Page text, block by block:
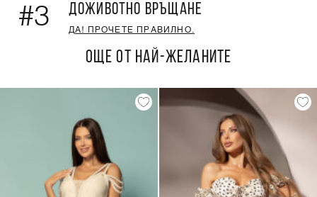
#3 ДОЖИВОТНО ВРЪЩАНЕ
ДА! ПРОЧЕТЕ ПРАВИЛНО.
ОЩЕ ОТ НАЙ-ЖЕЛАНИТЕ